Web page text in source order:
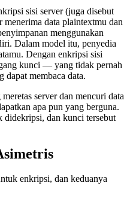
sisi server (juga disebut
data plaintextmu dan
menggunakan
Dalam model itu, penyedia
Dengan enkripsi sisi
kunci — yang tidak pernah
membaca data.
server dan mencuri data
apa pun yang berguna.
dan kunci tersebut
enkripsi, dan keduanya